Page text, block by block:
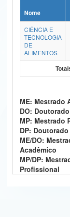
Ministério da Ciência,
Ministério do Meio
Ministério do Turismo
Ministério do
Ministério da Mulher, da
Secretaria-Geral
Secretaria de Governo
Gabinete de Segurança
Nome
CIÊNCIA E
TECNOLOGIA
DE
ALIMENTOS
ME: Mestrado
DO:
MP: Mestrado
DP:
ME/DO:
Acadêmico
MP/DP:
Profissional